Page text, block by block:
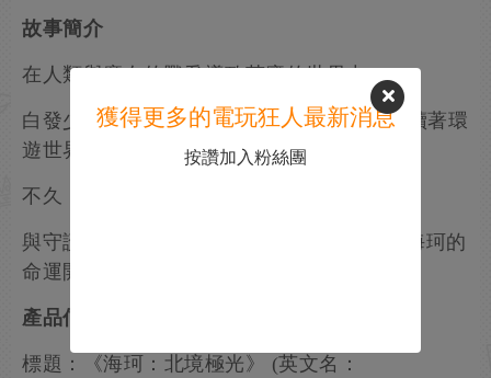
故事簡介
在人類與魔女的戰爭導致荒廢的世界中。
白發少女海珂，追尋著魔女母親的足跡，持續著環
遊世界的旅程。
不久，她踏入了被稱為“禁區”的未開發之地。
與守護禁區的魔女“隕星巫使”們的相遇，使海珂的
命運開始轉動——
產品信息
標題：《海珂：北境極光》 (英文名：
獲得更多的電玩狂人最新消息
按讚加入粉絲團